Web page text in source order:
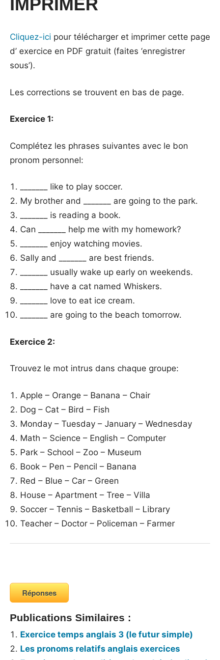
IMPRIMER
Cliquez-ici pour télécharger et imprimer cette page
d’ exercice en PDF gratuit (faites ‘enregistrer
sous’).
Les corrections se trouvent en bas de page.
Exercice 1:
Complétez les phrases suivantes avec le bon
pronom personnel:
_______ like to play soccer.
My brother and _______ are going to the park.
_______ is reading a book.
Can _______ help me with my homework?
_______ enjoy watching movies.
Sally and _______ are best friends.
_______ usually wake up early on weekends.
_______ have a cat named Whiskers.
_______ love to eat ice cream.
_______ are going to the beach tomorrow.
Exercice 2:
Trouvez le mot intrus dans chaque groupe:
Apple – Orange – Banana – Chair
Dog – Cat – Bird – Fish
Monday – Tuesday – January – Wednesday
Math – Science – English – Computer
Park – School – Zoo – Museum
Book – Pen – Pencil – Banana
Red – Blue – Car – Green
House – Apartment – Tree – Villa
Soccer – Tennis – Basketball – Library
Teacher – Doctor – Policeman – Farmer
Réponses
Publications Similaires :
Exercice temps anglais 3 (le futur simple)
Les pronoms relatifs anglais exercices